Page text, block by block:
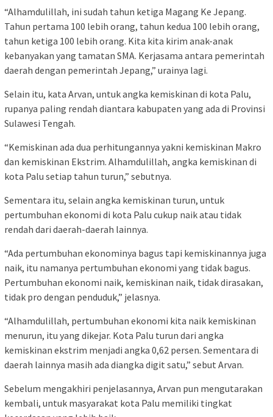
“Alhamdulillah, ini sudah tahun ketiga Magang Ke Jepang.
Tahun pertama 100 lebih orang, tahun kedua 100 lebih orang,
tahun ketiga 100 lebih orang. Kita kita kirim anak-anak
kebanyakan yang tamatan SMA. Kerjasama antara pemerintah
daerah dengan pemerintah Jepang,” urainya lagi.
Selain itu, kata Arvan, untuk angka kemiskinan di kota Palu,
rupanya paling rendah diantara kabupaten yang ada di Provinsi
Sulawesi Tengah.
“Kemiskinan ada dua perhitungannya yakni kemiskinan Makro
dan kemiskinan Ekstrim. Alhamdulillah, angka kemiskinan di
kota Palu setiap tahun turun,” sebutnya.
Sementara itu, selain angka kemiskinan turun, untuk
pertumbuhan ekonomi di kota Palu cukup naik atau tidak
rendah dari daerah-daerah lainnya.
“Ada pertumbuhan ekonominya bagus tapi kemiskinannya juga
naik, itu namanya pertumbuhan ekonomi yang tidak bagus.
Pertumbuhan ekonomi naik, kemiskinan naik, tidak dirasakan,
tidak pro dengan penduduk,” jelasnya.
“Alhamdulillah, pertumbuhan ekonomi kita naik kemiskinan
menurun, itu yang dikejar. Kota Palu turun dari angka
kemiskinan ekstrim menjadi angka 0,62 persen. Sementara di
daerah lainnya masih ada diangka digit satu,” sebut Arvan.
Sebelum mengakhiri penjelasannya, Arvan pun mengutarakan
kembali, untuk masyarakat kota Palu memiliki tingkat